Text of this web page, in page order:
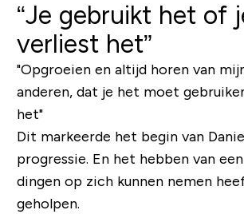
“Je gebruikt het of
verliest het”
"Opgroeien en altijd horen van
anderen, dat je het moet
het"
Dit markeerde het begin van
progressie. En het hebben van
dingen op zich kunnen nemen
geholpen.